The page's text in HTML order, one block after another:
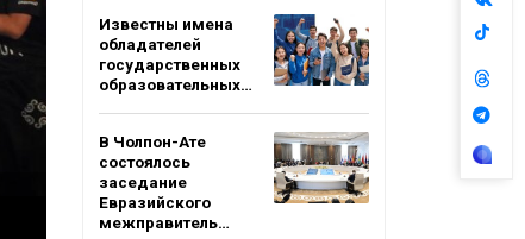
Известны имена
обладателей
государственных
образовательных…
В Чолпон-Ате
состоялось
заседание
Евразийского
межправитель…